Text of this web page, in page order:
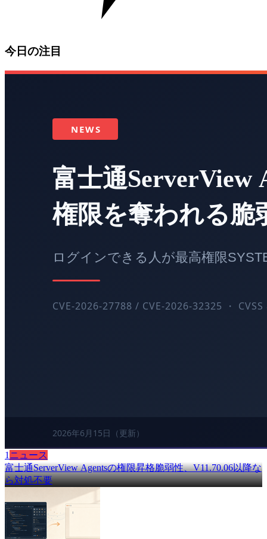
今日の注目
1 ニュース
富士通ServerView Agentsの権限昇格脆弱性、V11.70.06以降な
ら対処不要